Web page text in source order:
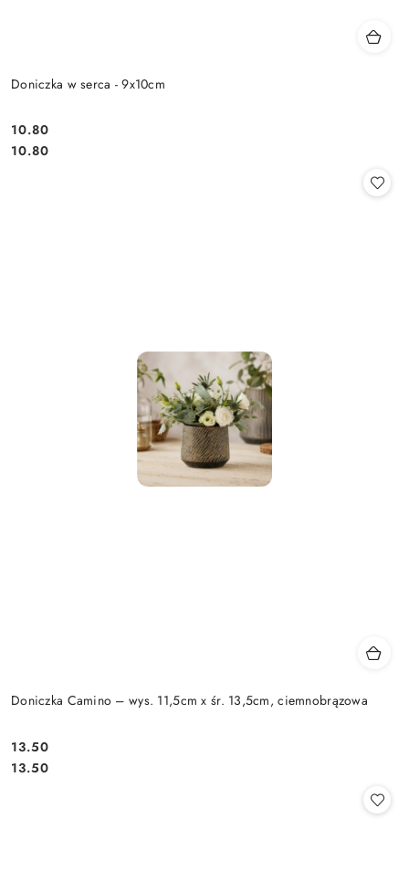
Doniczka w serca - 9x10cm
Cena:
10.80
Cena:
10.80
Doniczka Camino – wys. 11,5cm x śr. 13,5cm, ciemnobrązowa
Cena:
13.50
Cena:
13.50